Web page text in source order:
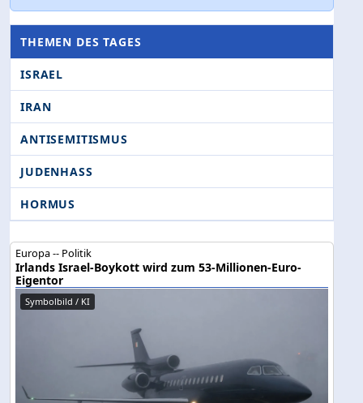
THEMEN DES TAGES
ISRAEL
IRAN
ANTISEMITISMUS
JUDENHASS
HORMUS
Europa -- Politik
Irlands Israel-Boykott wird zum 53-Millionen-Euro-
Eigentor
Symbolbild / KI